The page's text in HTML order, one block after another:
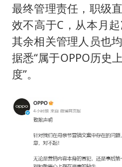
向鹏
今日
东方
最终管理责任，职级
效不高于C，从本月起
其余相关管理人员也
据悉“属于OPPO历史
度”。